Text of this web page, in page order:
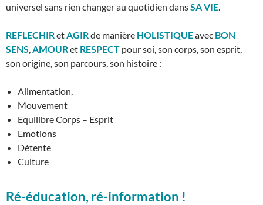
universel sans rien changer au quotidien dansSA VIE
REFLECHIRet AGIRde manière HOLISTIQUEavec BON
SENS AMOURet RESPECT pour soi, son corps, son esprit,
son origine, son parcours, son histoire :
Alimentation,
Mouvement
Equilibre Corps – Esprit
Emotions
Détente
Culture
Ré-éducation, ré-information !